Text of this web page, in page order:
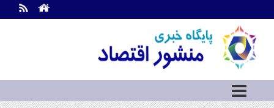
اطلاعات
تماس
ما
درباره